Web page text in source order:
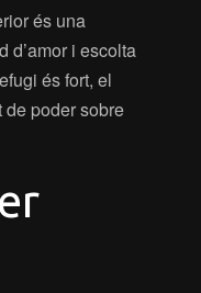
és una
d’amor i escolta
és fort, el
de poder sobre